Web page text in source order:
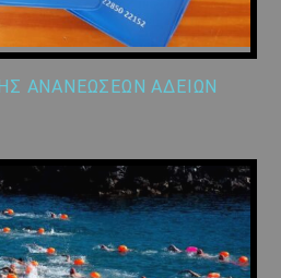
ΑΝΑΝΕΩΣΕΩΝ ΑΔΕΙΩΝ